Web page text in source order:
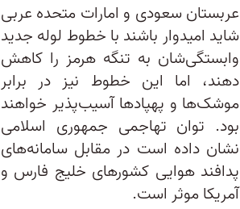
عربستان سعودی و امارات متحده عربی
شاید امیدوار باشند با خطوط لوله جدید
وابستگی‌شان به تنگه هرمز را کاهش
دهند، اما این خطوط نیز در برابر
موشک‌ها و پهپادها آسیب‌پذیر خواهند
بود. توان تهاجمی جمهوری اسلامی
نشان داده است در مقابل سامانه‌های
پدافند هوایی کشورهای خلیج فارس و
آمریکا موثر است.